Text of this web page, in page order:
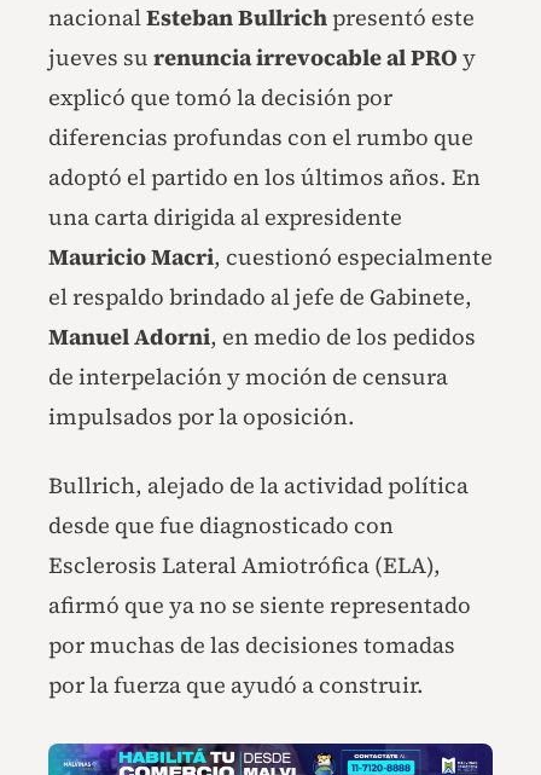
nacionalEsteban Bullrichpresentó este
jueves su renuncia irrevocable al PRO y
explicó que tomó la decisión por
diferencias profundas con el rumbo que
adoptó el partido en los últimos años. En
una carta dirigida al expresidente
Mauricio Macri, cuestionó especialmente
el respaldo brindado al jefe de Gabinete,
Manuel Adorni, en medio de los pedidos
de interpelación y moción de censura
impulsados por la oposición.
Bullrich, alejado de la actividad política
desde que fue diagnosticado con
Esclerosis Lateral Amiotrófica (ELA),
afirmó que ya no se siente representado
por muchas de las decisiones tomadas
por la fuerza que ayudó a construir.